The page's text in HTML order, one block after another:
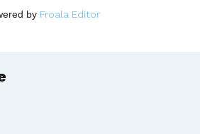
by Froala Editor